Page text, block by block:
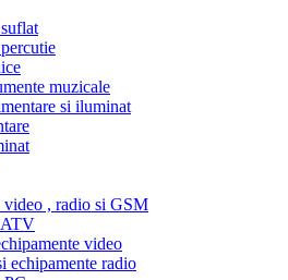
muzicale
si iluminat
, radio si GSM
video
echipamente radio